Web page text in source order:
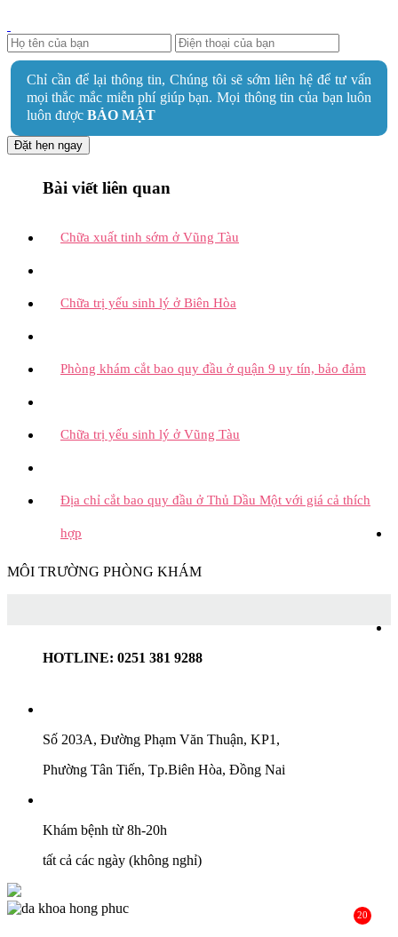
Chỉ cần để lại thông tin, Chúng tôi sẽ sớm liên hệ để tư vấn
mọi thắc mắc miễn phí giúp bạn. Mọi thông tin của bạn luôn
luôn được BẢO MẬT
Đặt hẹn ngay
Bài viết liên quan
Chữa xuất tinh sớm ở Vũng Tàu
Chữa trị yếu sinh lý ở Biên Hòa
Phòng khám cắt bao quy đầu ở quận 9 uy tín, bảo đảm
Chữa trị yếu sinh lý ở Vũng Tàu
Địa chỉ cắt bao quy đầu ở Thủ Dầu Một với giá cả thích
hợp
MÔI TRƯỜNG PHÒNG KHÁM
HOTLINE: 0251 381 9288
Số 203A, Đường Phạm Văn Thuận, KP1,
Phường Tân Tiến, Tp.Biên Hòa, Đồng Nai
Khám bệnh từ 8h-20h
tất cả các ngày (không nghỉ)
20